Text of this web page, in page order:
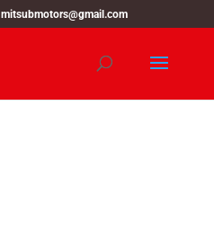
mitsubmotors@gmail.com